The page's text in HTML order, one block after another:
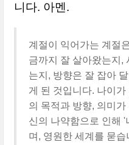
니다. 아멘.
계절이 익어가는 계절
금까지 잘 살아왔는지,
는지, 방향은 잘 잡아
게 된 것입니다. 나이
의 목적과 방향, 의미
신의 나약함으로 인해
며, 영원한 세계를 묻